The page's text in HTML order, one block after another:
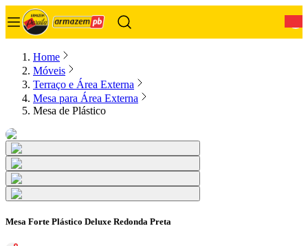
Home
Móveis
Terraço e Área Externa
Mesa para Área Externa
Mesa de Plástico
Mesa Forte Plástico Deluxe Redonda Preta